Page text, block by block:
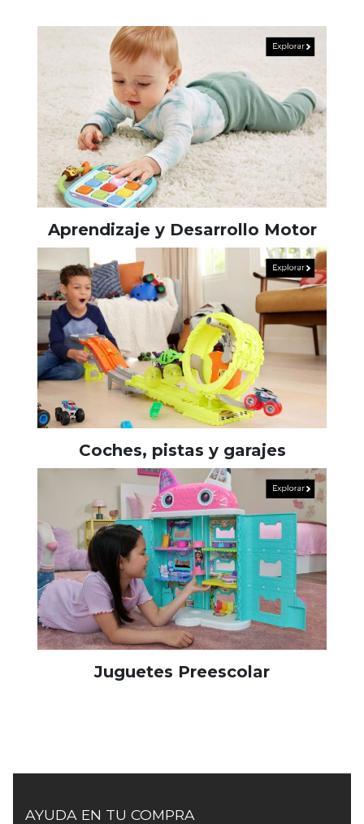
Aprendizaje y Desarrollo Motor
Coches, pistas y garajes
Juguetes Preescolar
AYUDA EN TU COMPRA